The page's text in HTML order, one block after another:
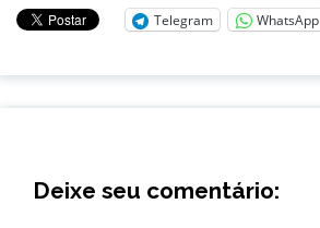
Telegram WhatsApp
Deixe seu comentário: